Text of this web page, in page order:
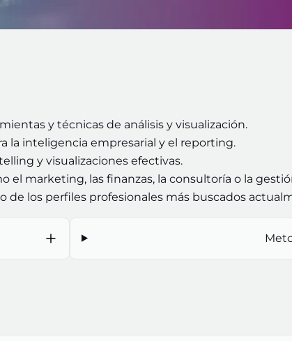
y técnicas de análisis y visualización.
la inteligencia empresarial y el reporting.
y visualizaciones efectivas.
el marketing, las finanzas, la consultoría o la
de los perfiles profesionales más buscados